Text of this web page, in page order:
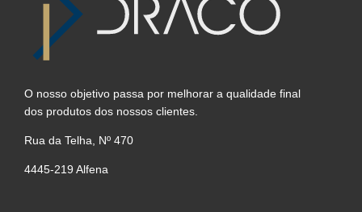
O nosso objetivo passa por melhorar a qualidade final
dos produtos dos nossos clientes.
Rua da Telha, Nº 470
4445-219 Alfena